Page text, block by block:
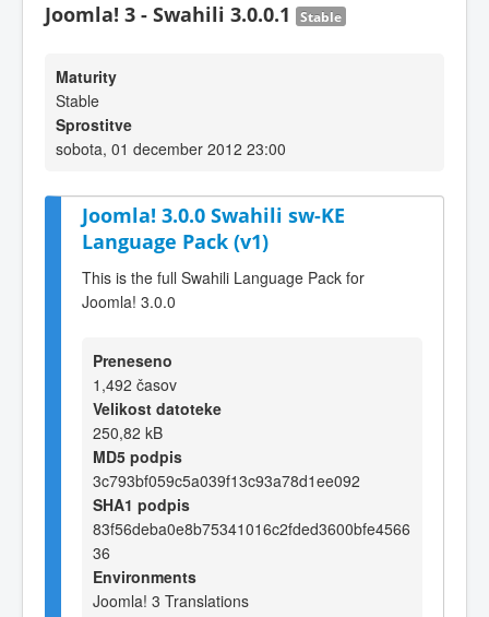
Joomla! 3 - Swahili 3.0.0.1 Stable
Maturity
Stable
Sprostitve
sobota, 01 december 2012 23:00
Joomla! 3.0.0 Swahili sw-KE
Language Pack (v1)
This is the full Swahili Language Pack for
Joomla! 3.0.0
Preneseno
1,492 časov
Velikost datoteke
250,82 kB
MD5 podpis
3c793bf059c5a039f13c93a78d1ee092
SHA1 podpis
83f56deba0e8b75341016c2fded3600bfe4566
36
Environments
Joomla! 3 Translations